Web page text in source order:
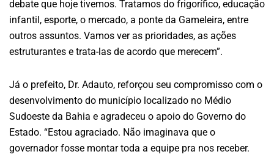
debate que hoje tivemos. Tratamos do frigorífico, educação
infantil, esporte, o mercado, a ponte da Gameleira, entre
outros assuntos. Vamos ver as prioridades, as ações
estruturantes e trata-las de acordo que merecem”.
Já o prefeito, Dr. Adauto, reforçou seu compromisso com o
desenvolvimento do município localizado no Médio
Sudoeste da Bahia e agradeceu o apoio do Governo do
Estado. “Estou agraciado. Não imaginava que o
governador fosse montar toda a equipe pra nos receber.